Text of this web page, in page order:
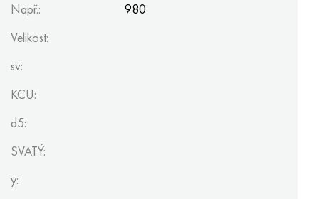
Např.:
980
Velikost:
sv:
KCU:
d5:
SVATÝ:
y: